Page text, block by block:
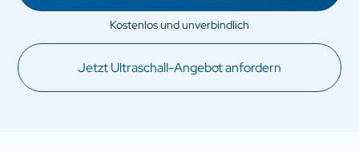
Jetzt Ultraschall-Angebot anfordern